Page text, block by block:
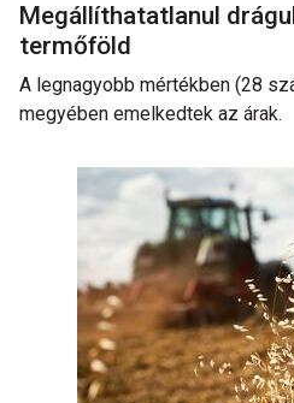
Megállíthatatlanul
termőföld
A legnagyobb mértékben (28
megyében emelkedtek az árak.